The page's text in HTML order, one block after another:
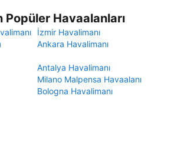
Popüler Havaalanları
İzmir Havalimanı
Ankara Havalimanı
Antalya Havalimanı
Milano Malpensa Havaalanı
Bologna Havalimanı